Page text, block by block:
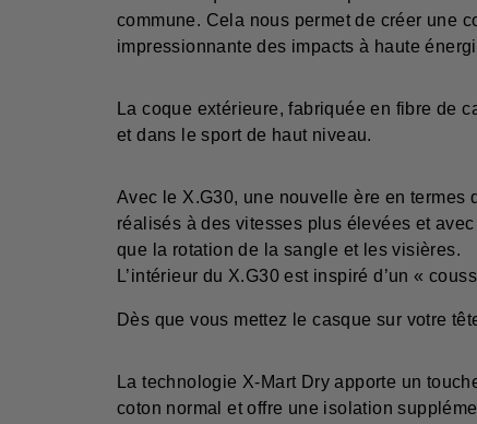
commune. Cela nous permet de créer une
impressionnante des impacts à haute
La coque extérieure, fabriquée en fibre de
et dans le sport de haut niveau.
Avec le X.G30, une nouvelle ère en termes
réalisés à des vitesses plus élevées et
que la rotation de la sangle et les visières.
L’intérieur du X.G30 est inspiré d’un «
Dès que vous mettez le casque sur votre
La technologie X-Mart Dry apporte un
coton normal et offre une isolation